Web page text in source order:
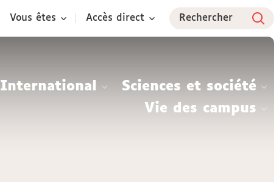
Vous êtes Accès direct Rechercher
International
Sciences et société
Vie des campus